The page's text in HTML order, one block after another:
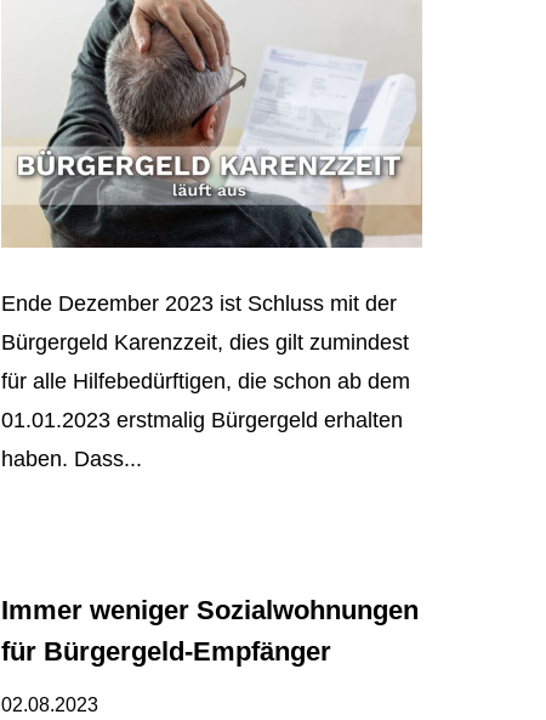
Ende Dezember 2023 ist Schluss mit der
Bürgergeld Karenzzeit, dies gilt zumindest
für alle Hilfebedürftigen, die schon ab dem
01.01.2023 erstmalig Bürgergeld erhalten
haben. Dass...
Immer weniger Sozialwohnungen
für Bürgergeld-Empfänger
02.08.2023